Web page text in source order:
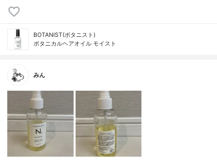
BOTANIST(ボタニスト)
ボタニカルヘアオイル モイスト
みん